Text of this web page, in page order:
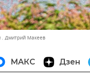
Дмитрий Макеев
МАКС Дзен